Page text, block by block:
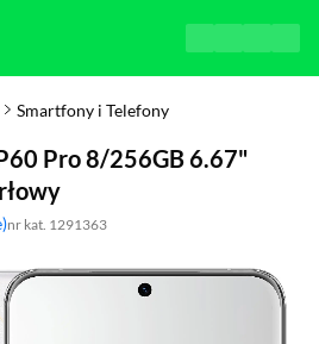
Smartfony i Telefony
Pro 8/256GB 6.67"
nr kat. 1291363